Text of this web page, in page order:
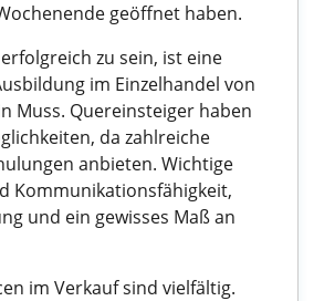
geöffnet haben.
zu sein, ist eine
im Einzelhandel von
Muss. Quereinsteiger haben
da zahlreiche
anbieten. Wichtige
Kommunikationsfähigkeit,
und ein gewisses Maß an
im Verkauf sind vielfältig.